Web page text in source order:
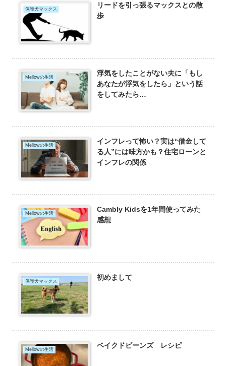
保護犬マックス
リードを引っ張るマックスとの散
歩
Mellowの生活
浮気をしたことがない夫に「もし
あなたが浮気をしたら」という話
をしてみたら…
Mellowの生活
インフレって怖い？実は“借金して
る人”には味方かも？住宅ローンと
インフレの関係
Mellowの生活
Cambly Kidsを1年間使ってみた
感想
保護犬マックス 初めまして
Mellowの生活 ベイクドビーンズ レシピ